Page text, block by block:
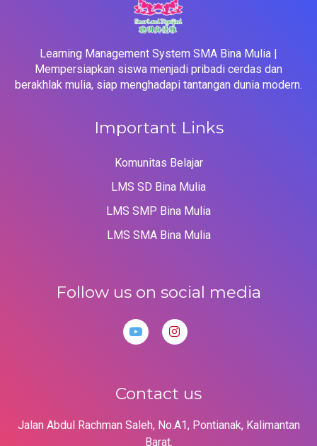
Learning Management System SMA Bina Mulia |
Mempersiapkan siswa menjadi pribadi cerdas dan
berakhlak mulia, siap menghadapi tantangan dunia modern.
Important Links
Komunitas Belajar
LMS SD Bina Mulia
LMS SMP Bina Mulia
LMS SMA Bina Mulia
Follow us on social media
Contact us
Jalan Abdul Rachman Saleh, No.A1, Pontianak, Kalimantan
Barat.